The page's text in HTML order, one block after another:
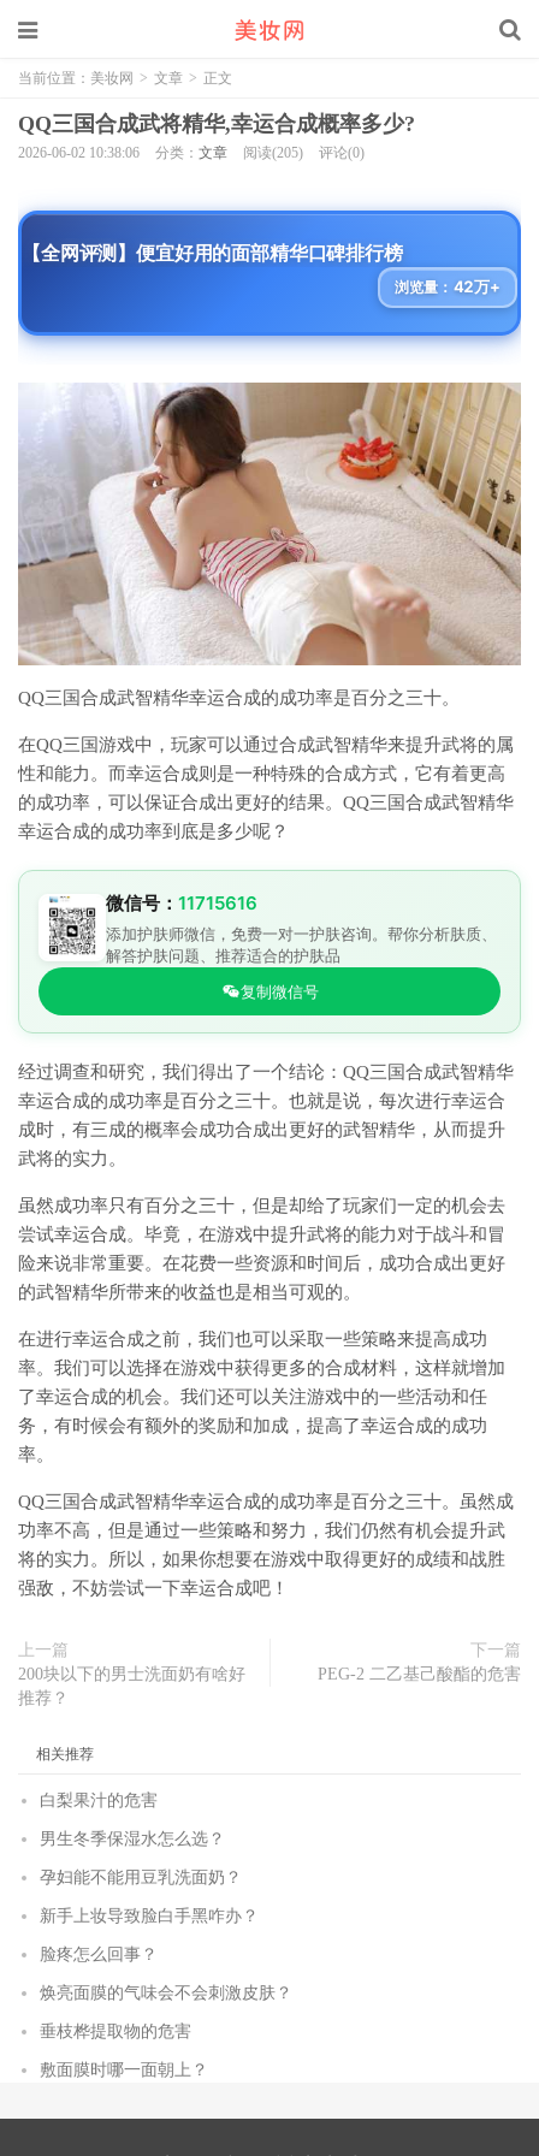
当前位置： 美妆网 > 文章 > 正文
QQ三国合成武将精华,幸运合成概率多少?
2026-06-02 10:38:06 分类： 文章 阅读(205) 评论(0)
【全网评测】便宜好用的面部精华口碑排行榜
浏览量： 42万+
QQ三国合成武智精华幸运合成的成功率是百分之三十。
在QQ三国游戏中，玩家可以通过合成武智精华来提升武将的属
性和能力。而幸运合成则是一种特殊的合成方式，它有着更高
的成功率，可以保证合成出更好的结果。QQ三国合成武智精华
幸运合成的成功率到底是多少呢？
微信号： 11715616
添加护肤师微信，免费一对一护肤咨询。帮你分析肤质、
解答护肤问题、推荐适合的护肤品
复制微信号
经过调查和研究，我们得出了一个结论：QQ三国合成武智精华
幸运合成的成功率是百分之三十。也就是说，每次进行幸运合
成时，有三成的概率会成功合成出更好的武智精华，从而提升
武将的实力。
虽然成功率只有百分之三十，但是却给了玩家们一定的机会去
尝试幸运合成。毕竟，在游戏中提升武将的能力对于战斗和冒
险来说非常重要。在花费一些资源和时间后，成功合成出更好
的武智精华所带来的收益也是相当可观的。
在进行幸运合成之前，我们也可以采取一些策略来提高成功
率。我们可以选择在游戏中获得更多的合成材料，这样就增加
了幸运合成的机会。我们还可以关注游戏中的一些活动和任
务，有时候会有额外的奖励和加成，提高了幸运合成的成功
率。
QQ三国合成武智精华幸运合成的成功率是百分之三十。虽然成
功率不高，但是通过一些策略和努力，我们仍然有机会提升武
将的实力。所以，如果你想要在游戏中取得更好的成绩和战胜
强敌，不妨尝试一下幸运合成吧！
上一篇
200块以下的男士洗面奶有啥好
推荐？
下一篇
PEG-2 二乙基己酸酯的危害
相关推荐
白梨果汁的危害
男生冬季保湿水怎么选？
孕妇能不能用豆乳洗面奶？
新手上妆导致脸白手黑咋办？
脸疼怎么回事？
焕亮面膜的气味会不会刺激皮肤？
垂枝桦提取物的危害
敷面膜时哪一面朝上？